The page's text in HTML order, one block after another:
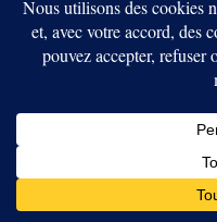
Crypto actu
sud-africain